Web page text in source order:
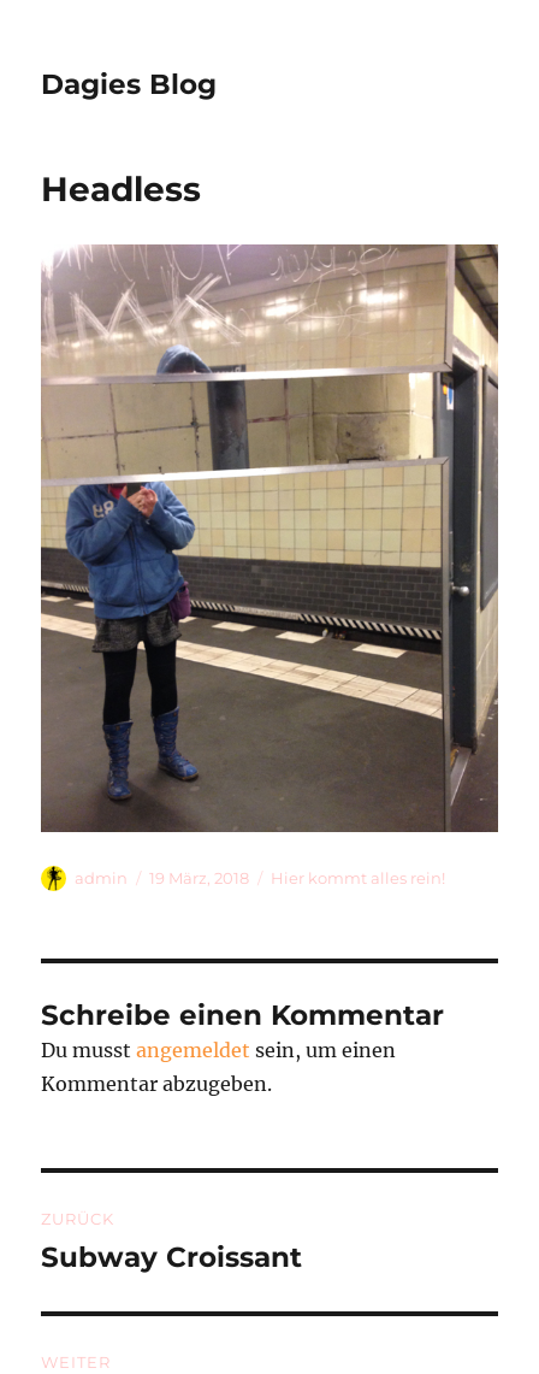
Dagies Blog
Headless
Autor
admin
Veröffentlicht
19 März, 2018 Kategorien
Hier kommt alles rein!
Schreibe einen Kommentar
Du musstangemeldet sein, um einen
Kommentar abzugeben.
ZURÜCK
Vorheriger
Subway Croissant
WEITER